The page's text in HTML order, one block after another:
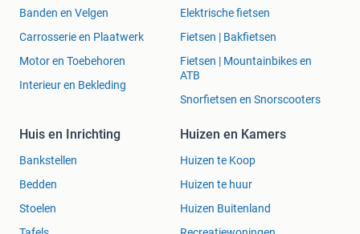
Banden en Velgen
Carrosserie en Plaatwerk
Motor en Toebehoren
Interieur en Bekleding
Elektrische fietsen
Fietsen | Bakfietsen
Fietsen | Mountainbikes en
ATB
Snorfietsen en Snorscooters
Huis en Inrichting
Bankstellen
Bedden
Stoelen
Huizen en Kamers
Huizen te Koop
Huizen te huur
Huizen Buitenland